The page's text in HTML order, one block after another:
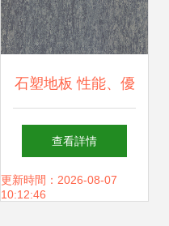
建材
石塑地板 性能、優
勢與基本屬性解析
查看詳情
更新時間：2026-08-07
10:12:46